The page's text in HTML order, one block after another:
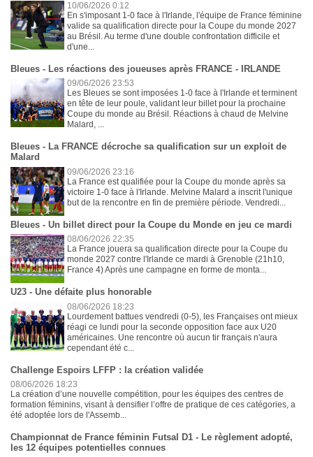
10/06/2026 0:12
En s'imposant 1-0 face à l'Irlande, l'équipe de France féminine
valide sa qualification directe pour la Coupe du monde 2027
au Brésil. Au terme d'une double confrontation difficile et
d'une...
Bleues - Les réactions des joueuses après FRANCE - IRLANDE
09/06/2026 23:53
Les Bleues se sont imposées 1-0 face à l'Irlande et terminent
en tête de leur poule, validant leur billet pour la prochaine
Coupe du monde au Brésil. Réactions à chaud de Melvine
Malard, ...
Bleues - La FRANCE décroche sa qualification sur un exploit de
Malard
09/06/2026 23:16
La France est qualifiée pour la Coupe du monde après sa
victoire 1-0 face à l'Irlande. Melvine Malard a inscrit l'unique
but de la rencontre en fin de première période. Vendredi...
Bleues - Un billet direct pour la Coupe du Monde en jeu ce mardi
08/06/2026 22:35
La France jouera sa qualification directe pour la Coupe du
monde 2027 contre l'Irlande ce mardi à Grenoble (21h10,
France 4) Après une campagne en forme de monta...
U23 - Une défaite plus honorable
08/06/2026 18:23
Lourdement battues vendredi (0-5), les Françaises ont mieux
réagi ce lundi pour la seconde opposition face aux U20
américaines. Une rencontre où aucun tir français n'aura
cependant été c...
Challenge Espoirs LFFP : la création validée
08/06/2026 18:23
La création d’une nouvelle compétition, pour les équipes des centres de
formation féminins, visant à densifier l’offre de pratique de ces catégories, a
été adoptée lors de l'Assemb...
Championnat de France féminin Futsal D1 - Le règlement adopté,
les 12 équipes potentielles connues